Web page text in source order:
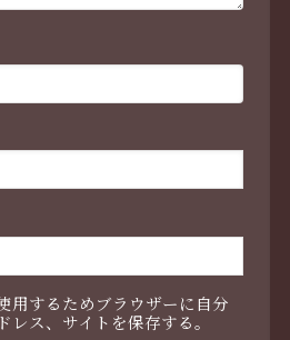
用するためブラウザーに自分
レス、サイトを保存する。